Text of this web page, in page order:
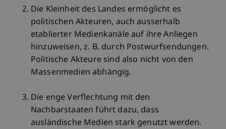
Die Kleinheit des Landes ermöglicht es
politischen Akteuren, auch ausserhalb
etablierter Medienkanäle auf ihre Anliegen
hinzuweisen, z. B. durch Postwurfsendungen.
Politische Akteure sind also nicht von den
Massenmedien abhängig.
Die enge Verflechtung mit den
Nachbarstaaten führt dazu, dass
ausländische Medien stark genutzt werden.